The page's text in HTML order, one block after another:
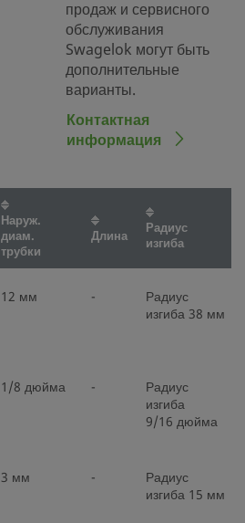
продаж и сервисного
обслуживания
Swagelok могут быть
дополнительные
варианты.
Контактная
информация
Наруж.
диам.
трубки
Длина
Радиус
изгиба
12 мм -
Радиус
изгиба 38 мм
1/8 дюйма -
Радиус
изгиба
9/16 дюйма
3 мм -
Радиус
изгиба 15 мм